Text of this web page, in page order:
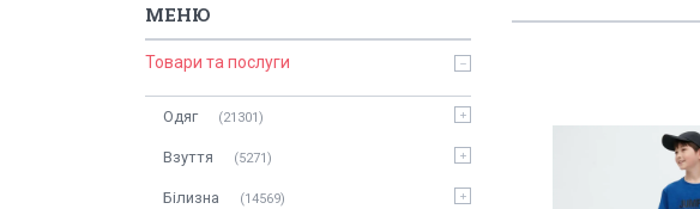
Товари та послуги
Одяг 21301
Взуття 5271
Білизна 14569